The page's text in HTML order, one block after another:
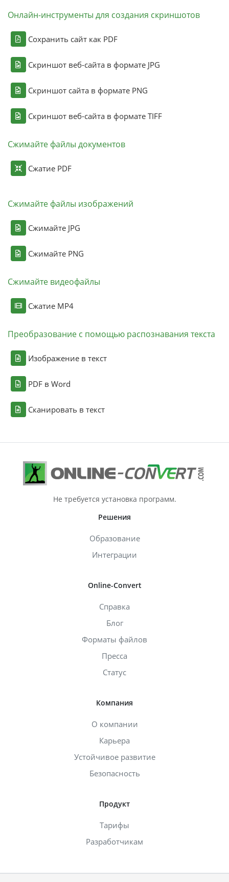
Онлайн-инструменты для создания скриншотов
Сохранить сайт как PDF
Скриншот веб-сайта в формате JPG
Скриншот сайта в формате PNG
Скриншот веб-сайта в формате TIFF
Сжимайте файлы документов
Сжатие PDF
Сжимайте файлы изображений
Сжимайте JPG
Сжимайте PNG
Сжимайте видеофайлы
Сжатие MP4
Преобразование с помощью распознавания текста
Изображение в текст
PDF в Word
Сканировать в текст
Не требуется установка программ.
Решения
Образование
Интеграции
Online-Convert
Справка
Блог
Форматы файлов
Пресса
Статус
Компания
О компании
Карьера
Устойчивое развитие
Безопасность
Продукт
Тарифы
Разработчикам